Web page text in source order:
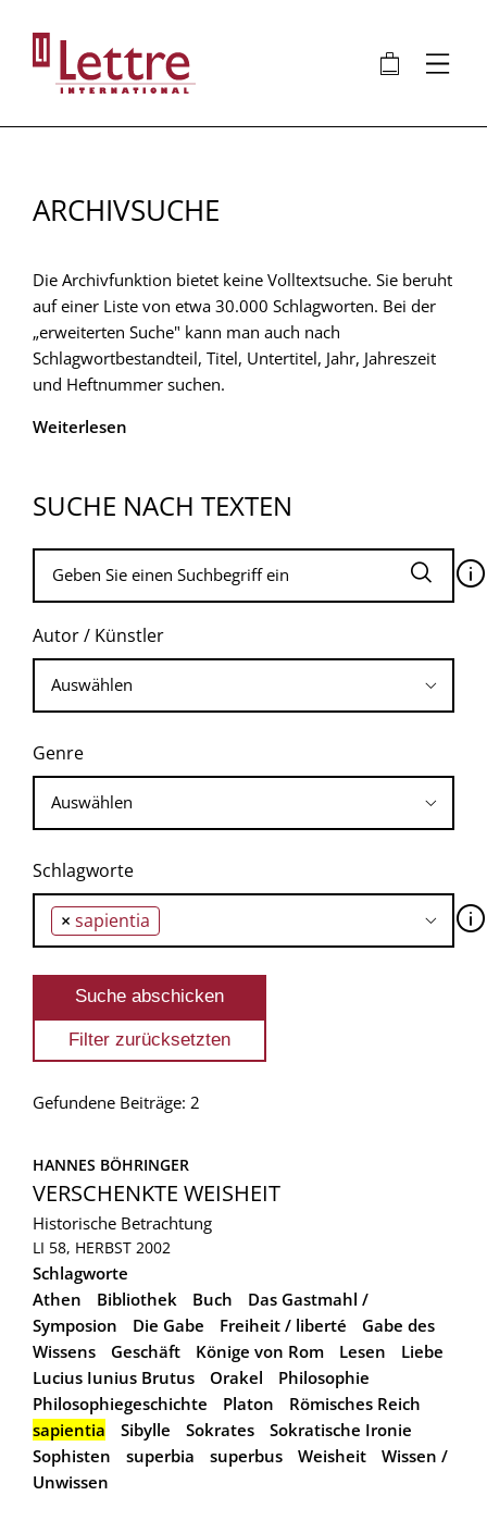
Inhalt
🛍 ⋮
ARCHIVSUCHE
Die Archivfunktion bietet keine Volltextsuche. Sie beruht
auf einer Liste von etwa 30.000 Schlagworten. Bei der
„erweiterten Suche" kann man auch nach
Schlagwortbestandteil, Titel, Untertitel, Jahr, Jahreszeit
und Heftnummer suchen.
Weiterlesen
SUCHE NACH TEXTEN
🛈
Autor / Künstler
Genre
Schlagworte
× sapientia 🛈
Gefundene Beiträge: 2
HANNES BÖHRINGER
VERSCHENKTE WEISHEIT
Historische Betrachtung
LI 58, HERBST 2002
Schlagworte
Athen
Bibliothek Buch
Das Gastmahl /
Symposion
Die Gabe Freiheit / liberté
Gabe des
Wissens
Geschäft Könige von Rom Lesen
Liebe
Lucius Iunius Brutus
Orakel
Philosophie
Philosophiegeschichte
Platon
Römisches Reich
sapientia
Sibylle Sokrates
Sokratische Ironie
Sophisten
superbia superbus Weisheit
Wissen /
Unwissen